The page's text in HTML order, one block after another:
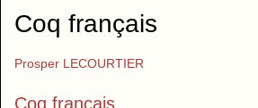
Coq français
Prosper LECOURTIER
Coq français